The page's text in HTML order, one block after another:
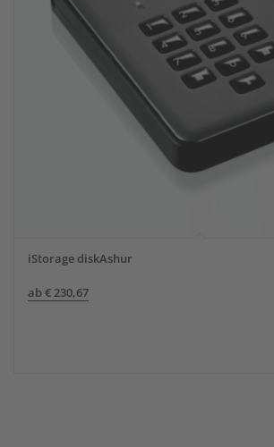
iStorage diskAshur
ab€230,67